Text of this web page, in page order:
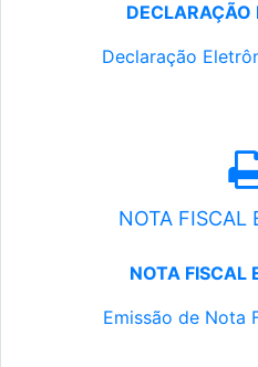
DECLARAÇÃO
Declaração
NOTA FISCAL
NOTA FISCAL
Emissão de Nota